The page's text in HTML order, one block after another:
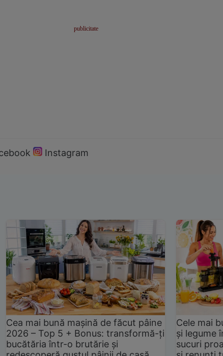
Instagram
Cea mai bună mașină de făcut pâine
2026 – Top 5 + Bonus: transformă-ți
bucătăria într-o brutărie și
Cele mai
și legume
sucuri